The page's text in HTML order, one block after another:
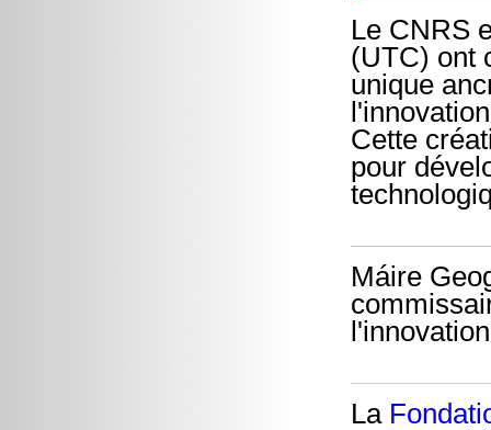
Le CNRS
(UTC) ont
unique
Cette
pour
Máire
La